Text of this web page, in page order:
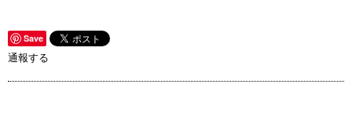
Save
通報する